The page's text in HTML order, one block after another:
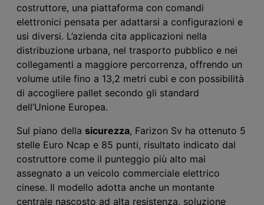
costruttore, una piattaforma con comandi
elettronici pensata per adattarsi a configurazioni e
usi diversi. L’azienda cita applicazioni nella
distribuzione urbana, nel trasporto pubblico e nei
collegamenti a maggiore percorrenza, offrendo un
volume utile fino a 13,2 metri cubi e con possibilità
di accogliere pallet secondo gli standard
dell’Unione Europea.
Sul piano della sicurezza, Farizon Sv ha ottenuto 5
stelle Euro Ncap e 85 punti, risultato indicato dal
costruttore come il punteggio più alto mai
assegnato a un veicolo commerciale elettrico
cinese. Il modello adotta anche un montante
centrale nascosto ad alta resistenza, soluzione